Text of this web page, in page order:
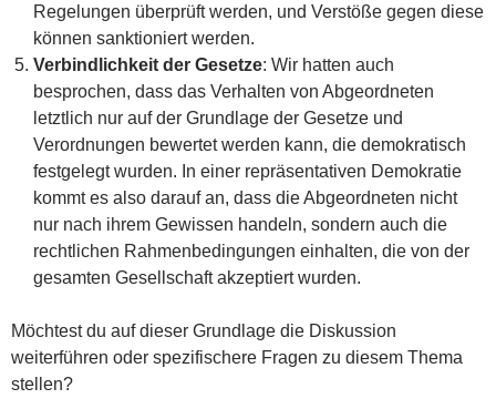
Regelungen überprüft werden, und Verstöße gegen diese
können sanktioniert werden.
Verbindlichkeit der Gesetze: Wir hatten auch
besprochen, dass das Verhalten von Abgeordneten
letztlich nur auf der Grundlage der Gesetze und
Verordnungen bewertet werden kann, die demokratisch
festgelegt wurden. In einer repräsentativen Demokratie
kommt es also darauf an, dass die Abgeordneten nicht
nur nach ihrem Gewissen handeln, sondern auch die
rechtlichen Rahmenbedingungen einhalten, die von der
gesamten Gesellschaft akzeptiert wurden.
Möchtest du auf dieser Grundlage die Diskussion
weiterführen oder spezifischere Fragen zu diesem Thema
stellen?